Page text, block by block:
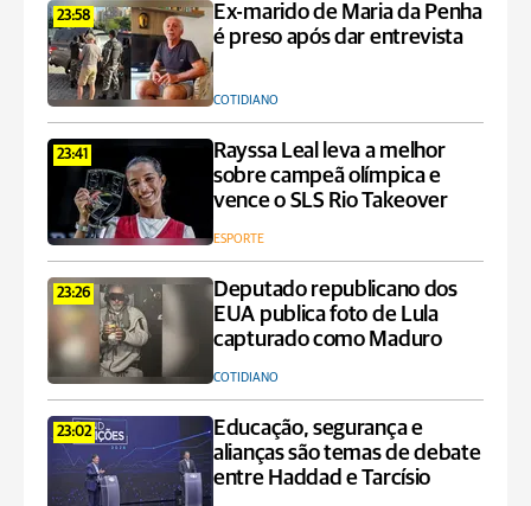
23:58
Ex-marido de Maria da Penha
é preso após dar entrevista
COTIDIANO
23:41
Rayssa Leal leva a melhor
sobre campeã olímpica e
vence o SLS Rio Takeover
ESPORTE
23:26
Deputado republicano dos
EUA publica foto de Lula
capturado como Maduro
COTIDIANO
23:02
Educação, segurança e
alianças são temas de debate
entre Haddad e Tarcísio